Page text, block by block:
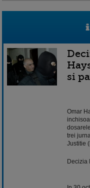
si
Omar
trei
Justitie
Decizia